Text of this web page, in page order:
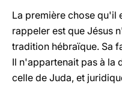
La première chose qu'il
rappeler est que Jésus
tradition hébraïque. Sa
Il n'appartenait pas à la
celle de Juda, et